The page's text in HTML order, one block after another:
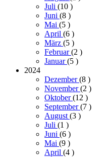
Juli (10 )
Juni (8 )
Mai (5 )
April (6 )
März (5 )
Februar(2 )
Januar(5 )
2024
Dezember(8 )
November(2 )
Oktober(12 )
September(7 )
August(3 )
Juli (1 )
Juni (6 )
Mai (9 )
April (4 )